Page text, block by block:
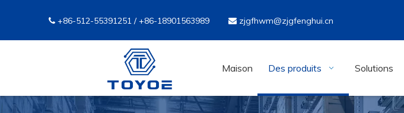
 +86-512-55391251 / +86-18901563989  zjgfhwm@zjgfenghui.cn
Maison Des produits Solutions